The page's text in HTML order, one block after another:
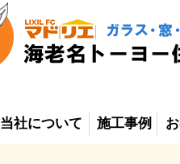
当社について 施工事例